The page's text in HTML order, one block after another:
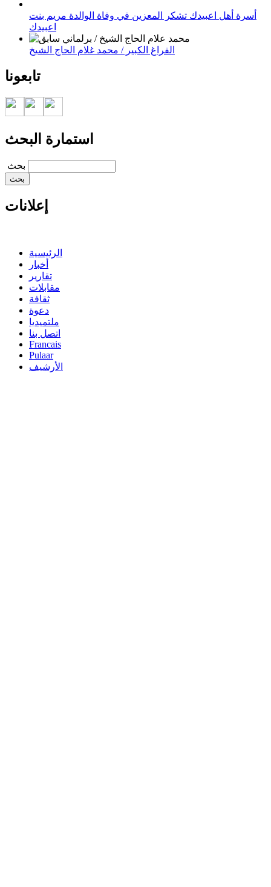
أسرة أهل اعبيدك تشكر المعزين في وفاة الوالدة مريم بنت
اعبيدك
الفراغ الكبير / محمد غلام الحاج الشيخ
تابعونا
استمارة البحث
‏بحث ‏
إعلانات
الرئيسية
أخبار
تقارير
مقابلات
ثقافة
دعوة
ملتميديا
اتصل بنا
Francais
Pulaar
الأرشيف